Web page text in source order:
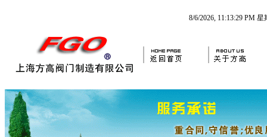
8/6/2026, 11:13:29 PM 星